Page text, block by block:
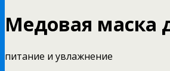
Медовая маска
питание и увлажнение